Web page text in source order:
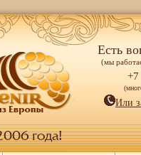
Есть
(мы
+7
Или